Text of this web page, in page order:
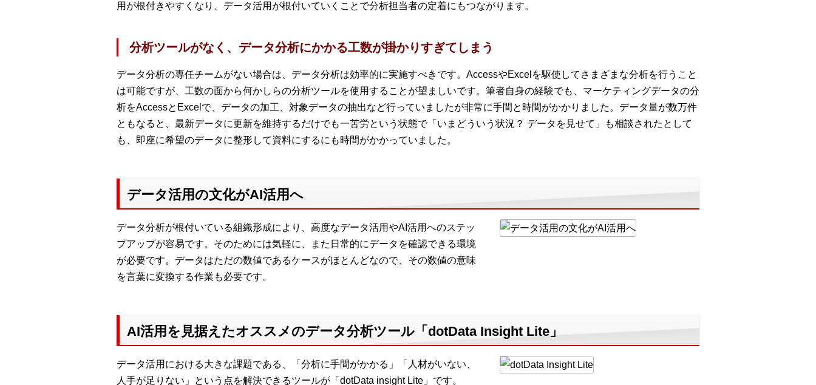
用が根付きやすくなり、データ活用が根付いていくことで分析担当者の定着にもつながります。
分析ツールがなく、データ分析にかかる工数が掛かりすぎてしまう
データ分析の専任チームがない場合は、データ分析は効率的に実施すべきです。AccessやExcelを駆使してさまざまな分析を行うこと
は可能ですが、工数の面から何かしらの分析ツールを使用することが望ましいです。筆者自身の経験でも、マーケティングデータの分
析をAccessとExcelで、データの加工、対象データの抽出など行っていましたが非常に手間と時間がかかりました。データ量が数万件
ともなると、最新データに更新を維持するだけでも一苦労という状態で「いまどういう状況？ データを見せて」も相談されたとして
も、即座に希望のデータに整形して資料にするにも時間がかかっていました。
データ活用の文化がAI活用へ
データ分析が根付いている組織形成により、高度なデータ活用やAI活用へのステッ
プアップが容易です。そのためには気軽に、また日常的にデータを確認できる環境
が必要です。データはただの数値であるケースがほとんどなので、その数値の意味
を言葉に変換する作業も必要です。
AI活用を見据えたオススメのデータ分析ツール「dotData Insight Lite」
データ活用における大きな課題である、「分析に手間がかかる」「人材がいない、
人手が足りない」という点を解決できるツールが「dotData insight Lite」です。